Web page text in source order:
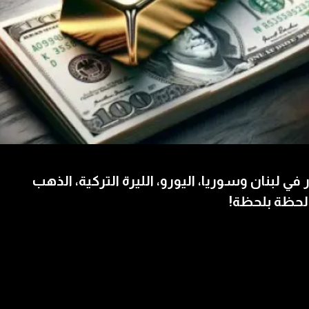
في لبنان وسوريا، اليورو، الليرة التركية، الذهب
لحظة بلحظة!